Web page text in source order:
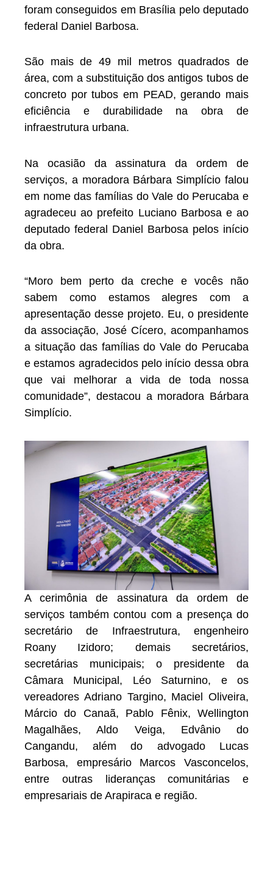
foram conseguidos em Brasília pelo deputado
federal Daniel Barbosa.
São mais de 49 mil metros quadrados de
área, com a substituição dos antigos tubos de
concreto por tubos em PEAD, gerando mais
eficiência e durabilidade na obra de
infraestrutura urbana.
Na ocasião da assinatura da ordem de
serviços, a moradora Bárbara Simplício falou
em nome das famílias do Vale do Perucaba e
agradeceu ao prefeito Luciano Barbosa e ao
deputado federal Daniel Barbosa pelos início
da obra.
“Moro bem perto da creche e vocês não
sabem como estamos alegres com a
apresentação desse projeto. Eu, o presidente
da associação, José Cícero, acompanhamos
a situação das famílias do Vale do Perucaba
e estamos agradecidos pelo início dessa obra
que vai melhorar a vida de toda nossa
comunidade”, destacou a moradora Bárbara
Simplício.
A cerimônia de assinatura da ordem de
serviços também contou com a presença do
secretário de Infraestrutura, engenheiro
Roany Izidoro; demais secretários,
secretárias municipais; o presidente da
Câmara Municipal, Léo Saturnino, e os
vereadores Adriano Targino, Maciel Oliveira,
Márcio do Canaã, Pablo Fênix, Wellington
Magalhães, Aldo Veiga, Edvânio do
Cangandu, além do advogado Lucas
Barbosa, empresário Marcos Vasconcelos,
entre outras lideranças comunitárias e
empresariais de Arapiraca e região.